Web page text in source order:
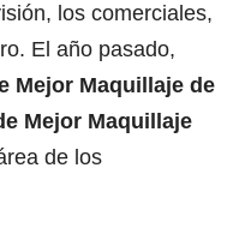
los comerciales,
El año pasado,
Mejor Maquillaje de
Mejor Maquillaje
de los